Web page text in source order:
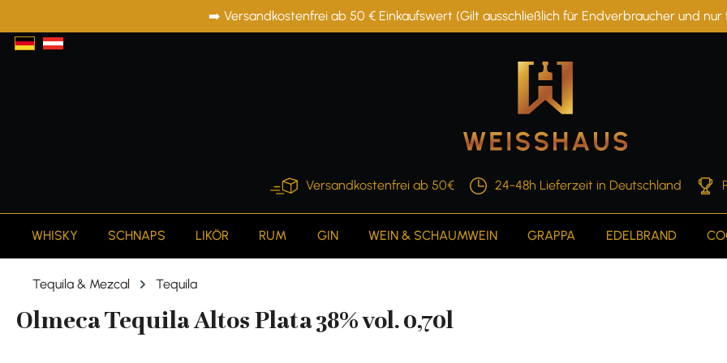
Zur Hauptnavigation springen➡️ Versandkostenfrei ab 50 € Einkaufswert (Gilt ausschließlich für Endverbraucher und
Versandkostenfrei ab 50€ 24-48h Lieferzeit in Deutschland
WHISKY SCHNAPS LIKÖR RUM GIN WEIN & SCHAUMWEIN GRAPPA EDELBRAND
Tequila & Mezcal Tequila
Olmeca Tequila Altos Plata 38% vol. 0,70l